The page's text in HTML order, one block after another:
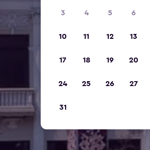
3 4 5 6
10 11 12 13
17 18 19 20
24 25 26 27
31